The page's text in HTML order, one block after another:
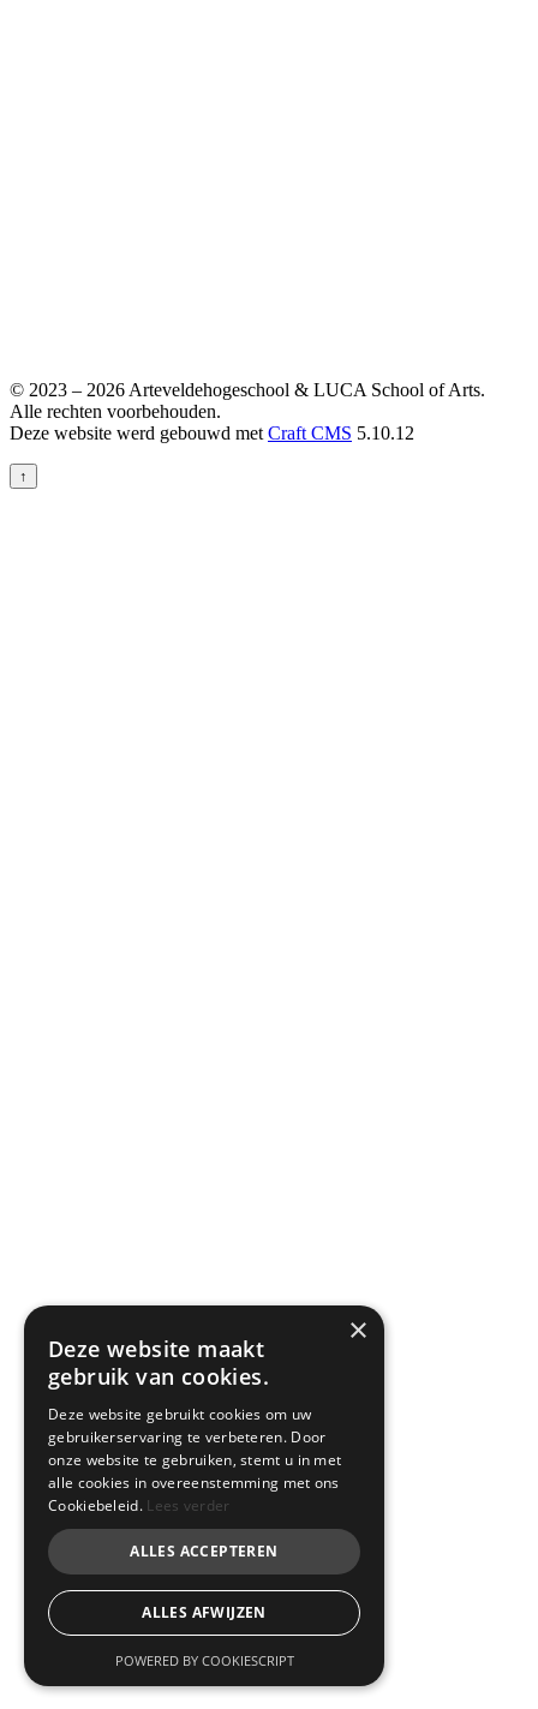
© 2023 – 2026 Arteveldehogeschool & LUCA School of Arts.
Alle rechten voorbehouden.
Deze website werd gebouwd met Craft CMS 5.10.12
↑
×
Deze website maakt
gebruik van cookies.
Deze website gebruikt cookies om uw
gebruikerservaring te verbeteren. Door
onze website te gebruiken, stemt u in met
alle cookies in overeenstemming met ons
Cookiebeleid. Lees verder
ALLES ACCEPTEREN
ALLES AFWIJZEN
POWERED BY COOKIESCRIPT